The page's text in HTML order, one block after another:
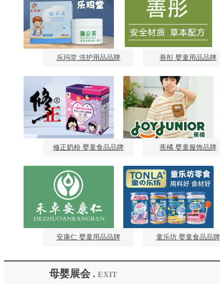
乐玛堂 洗护用品品牌 善彤 婴童用品品牌
修正奶粉 婴童食品品牌 蕉橘 婴童服饰品牌
安康仁 婴童用品品牌 童乐坊 婴童食品品牌
母婴展会 . EXIT